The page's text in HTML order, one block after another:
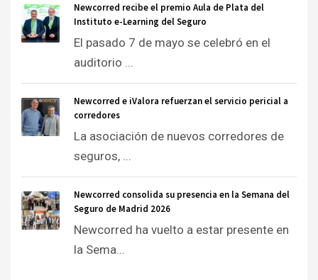
Newcorred recibe el premio Aula de Plata del
Instituto e-Learning del Seguro
El pasado 7 de mayo se celebró en el
auditorio ...
Newcorred e iValora refuerzan el servicio pericial a
corredores
La asociación de nuevos corredores de
seguros, ...
Newcorred consolida su presencia en la Semana del
Seguro de Madrid 2026
Newcorred ha vuelto a estar presente en
la Sema...